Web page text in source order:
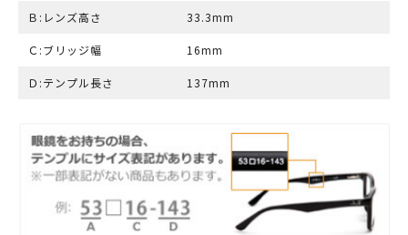
Ｂ:レンズ高さ 33.3mm
Ｃ:ブリッジ幅 16mm
Ｄ:テンプル長さ 137mm